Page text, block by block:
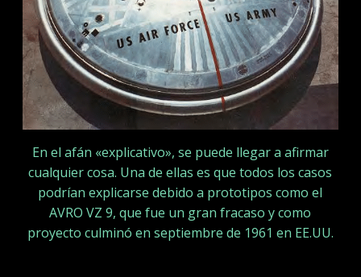
En el afán «explicativo», se puede llegar a afirmar
cualquier cosa. Una de ellas es que todos los casos
podrían explicarse debido a prototipos como el
AVRO VZ 9, que fue un gran fracaso y como
proyecto culminó en septiembre de 1961 en EE.UU.